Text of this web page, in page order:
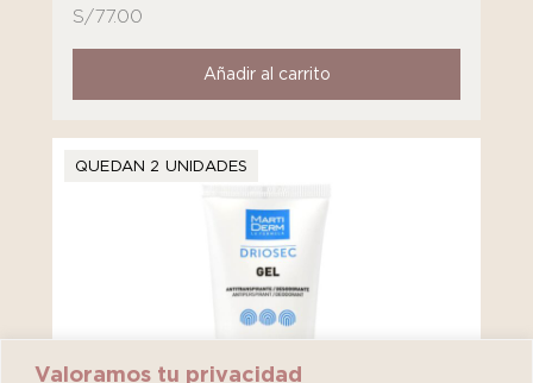
Valoramos tu privacidad
S/77.00
Añadir al carrito
QUEDAN 2 UNIDADES